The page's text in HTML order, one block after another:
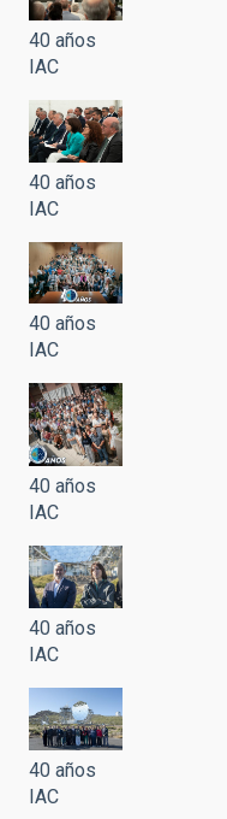
40 años
IAC
40 años
IAC
40 años
IAC
40 años
IAC
40 años
IAC
40 años
IAC